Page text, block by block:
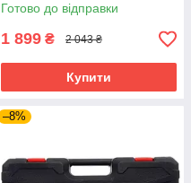
Готово до відправки
1 899 ₴ 2 043 ₴
Купити
–8%